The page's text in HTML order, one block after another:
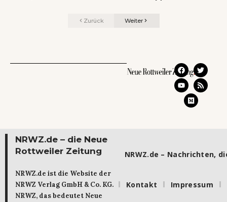
Zurück Weiter
NRWZ.de – die Neue
Rottweiler Zeitung
NRWZ.de ist die Website der
NRWZ Verlag GmbH & Co. KG.
NRWZ, das bedeutet Neue
NRWZ.de – Nachrichten,
Kontakt Impressum